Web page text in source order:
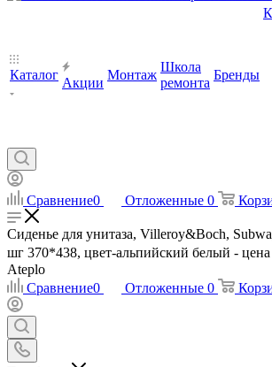
Каталог
Акции
Монтаж
Школа
ремонта
Бренды
Сравнение0 Отложенные 0
Сиденье для унитаза, Villeroy&Boch,
шг 370*438, цвет-альпийский белый -
Ateplo
Сравнение0 Отложенные 0